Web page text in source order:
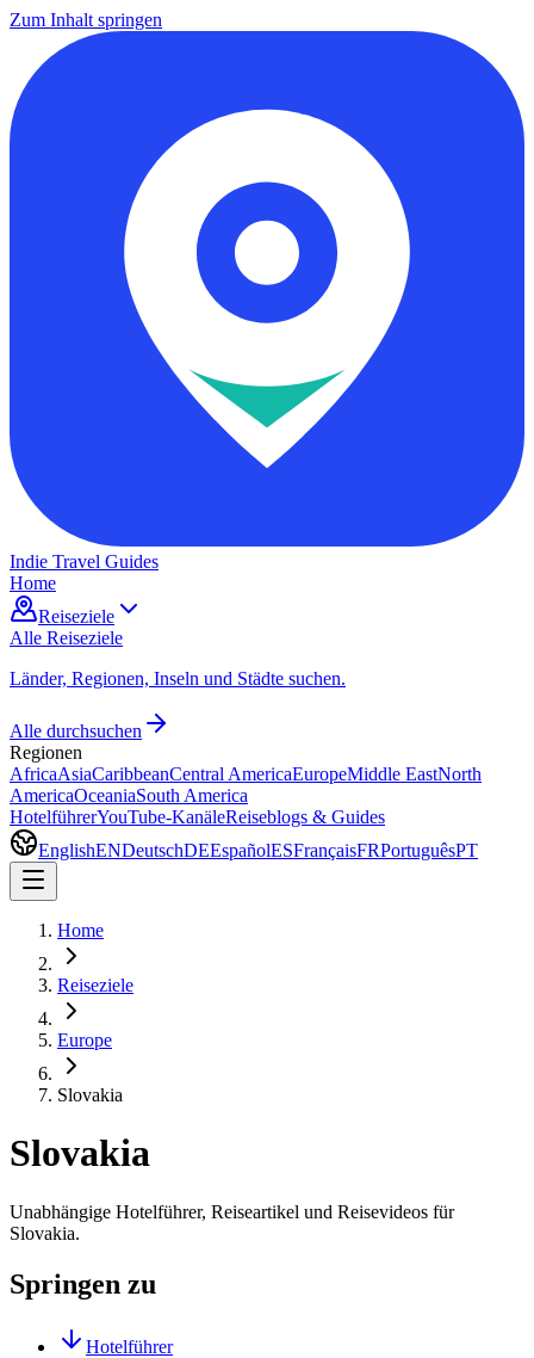
Zum Inhalt springen
Indie Travel Guides
Home
Reiseziele
Alle Reiseziele
Länder, Regionen, Inseln und Städte suchen.
Alle durchsuchen
Regionen
AfricaAsiaCaribbeanCentral AmericaEuropeMiddle EastNorth
AmericaOceaniaSouth America
HotelführerYouTube-KanäleReiseblogs & Guides
EnglishENDeutschDEEspañolESFrançaisFRPortuguêsPT
Home
Reiseziele
Europe
Slovakia
Slovakia
Unabhängige Hotelführer, Reiseartikel und Reisevideos für
Slovakia.
Springen zu
Hotelführer